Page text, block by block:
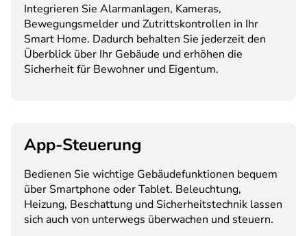
Integrieren Sie Alarmanlagen, Kameras,
Bewegungsmelder und Zutrittskontrollen in Ihr
Smart Home. Dadurch behalten Sie jederzeit den
Überblick über Ihr Gebäude und erhöhen die
Sicherheit für Bewohner und Eigentum.
App-Steuerung
Bedienen Sie wichtige Gebäudefunktionen bequem
über Smartphone oder Tablet. Beleuchtung,
Heizung, Beschattung und Sicherheitstechnik lassen
sich auch von unterwegs überwachen und steuern.